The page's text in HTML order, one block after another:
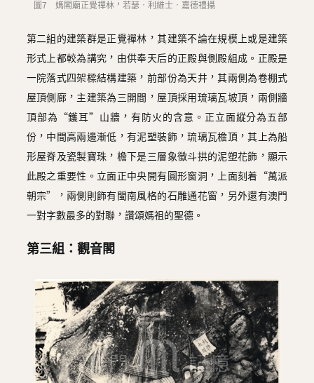
圖7 媽閣廟正覺禪林，若瑟‧利維士‧嘉德禮攝
第二組的建築群是正覺禪林，其建築不論在規模上或是建築
形式上都較為講究，由供奉天后的正殿與側殿組成。正殿是
一院落式四架樑結構建築，前部份為天井，其兩側為卷棚式
屋頂側廊，主建築為三開間，屋頂採用琉璃瓦坡頂，兩側牆
頂部為“鑊耳”山牆，有防火的含意。正立面縱分為五部
份，中間高兩邊漸低，有泥塑裝飾，琉璃瓦檐頂，其上為船
形屋脊及瓷製寶珠，檐下是三層象徵斗拱的泥塑花飾，顯示
此殿之重要性。立面正中央開有圓形窗洞，上面刻着“萬派
朝宗”，兩側則飾有閩南風格的石雕通花窗，另外還有澳門
一對字數最多的對聯，讚頌媽祖的聖德。
第三組：觀音閣